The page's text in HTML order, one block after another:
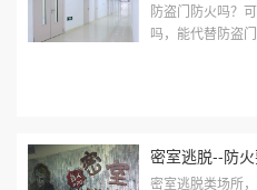
防盗门防火吗？
吗，能代替防盗
密室逃脱--防火
密室逃脱类场所